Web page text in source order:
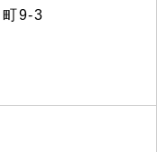
9-3